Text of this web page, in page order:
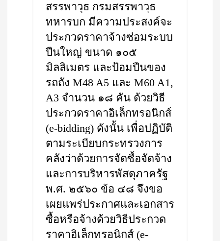
สรรพาวุธ กรมสรรพาวุธ
ทหารบก มีความประสงค์จะ
ประกวดราคาจ้างซ่อมระบบ
ปืนใหญ่ ขนาด ๑๐๕
มิลลิเมตร และป้อมปืนของ
รถถัง M48 A5 และ M60 A1,
A3 จำนวน ๑๘ คัน ด้วยวิธี
ประกวดราคาอิเล็กทรอนิกส์
(e-bidding) ดังนั้น เพื่อปฏิบัติ
ตามระเบียบกระทรวงการ
คลังว่าด้วยการจัดซื้อจัดจ้าง
และการบริหารพัสดุภาครัฐ
พ.ศ. ๒๕๖๐ ข้อ ๔๘ จึงขอ
เผยแพร่ประกาศและเอกสาร
ซื้อหรือจ้างด้วยวิธีประกวด
ราคาอิเล็กทรอนิกส์ (e-